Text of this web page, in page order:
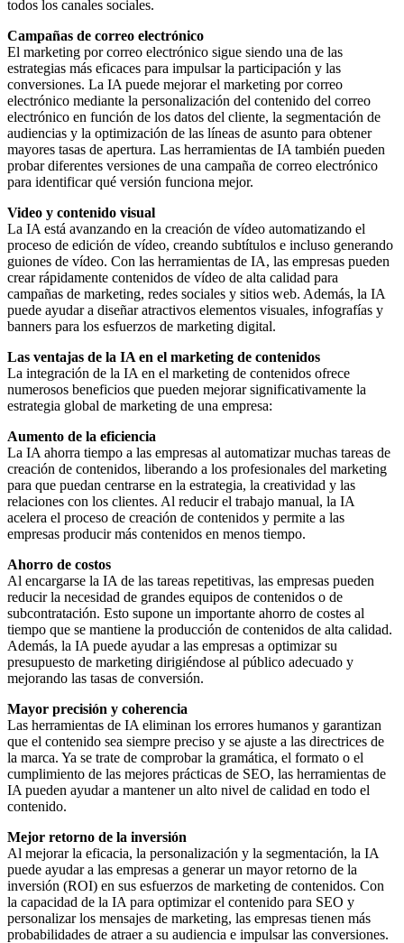
todos los canales sociales.
Campañas de correo electrónico
El marketing por correo electrónico sigue siendo una de las
estrategias más eficaces para impulsar la participación y las
conversiones. La IA puede mejorar el marketing por correo
electrónico mediante la personalización del contenido del correo
electrónico en función de los datos del cliente, la segmentación de
audiencias y la optimización de las líneas de asunto para obtener
mayores tasas de apertura. Las herramientas de IA también pueden
probar diferentes versiones de una campaña de correo electrónico
para identificar qué versión funciona mejor.
Video y contenido visual
La IA está avanzando en la creación de vídeo automatizando el
proceso de edición de vídeo, creando subtítulos e incluso generando
guiones de vídeo. Con las herramientas de IA, las empresas pueden
crear rápidamente contenidos de vídeo de alta calidad para
campañas de marketing, redes sociales y sitios web. Además, la IA
puede ayudar a diseñar atractivos elementos visuales, infografías y
banners para los esfuerzos de marketing digital.
Las ventajas de la IA en el marketing de contenidos
La integración de la IA en el marketing de contenidos ofrece
numerosos beneficios que pueden mejorar significativamente la
estrategia global de marketing de una empresa:
Aumento de la eficiencia
La IA ahorra tiempo a las empresas al automatizar muchas tareas de
creación de contenidos, liberando a los profesionales del marketing
para que puedan centrarse en la estrategia, la creatividad y las
relaciones con los clientes. Al reducir el trabajo manual, la IA
acelera el proceso de creación de contenidos y permite a las
empresas producir más contenidos en menos tiempo.
Ahorro de costos
Al encargarse la IA de las tareas repetitivas, las empresas pueden
reducir la necesidad de grandes equipos de contenidos o de
subcontratación. Esto supone un importante ahorro de costes al
tiempo que se mantiene la producción de contenidos de alta calidad.
Además, la IA puede ayudar a las empresas a optimizar su
presupuesto de marketing dirigiéndose al público adecuado y
mejorando las tasas de conversión.
Mayor precisión y coherencia
Las herramientas de IA eliminan los errores humanos y garantizan
que el contenido sea siempre preciso y se ajuste a las directrices de
la marca. Ya se trate de comprobar la gramática, el formato o el
cumplimiento de las mejores prácticas de SEO, las herramientas de
IA pueden ayudar a mantener un alto nivel de calidad en todo el
contenido.
Mejor retorno de la inversión
Al mejorar la eficacia, la personalización y la segmentación, la IA
puede ayudar a las empresas a generar un mayor retorno de la
inversión (ROI) en sus esfuerzos de marketing de contenidos. Con
la capacidad de la IA para optimizar el contenido para SEO y
personalizar los mensajes de marketing, las empresas tienen más
probabilidades de atraer a su audiencia e impulsar las conversiones.